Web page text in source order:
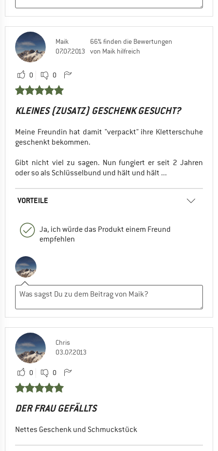
Maik
07.07.2013
66% finden die Bewertungen
von Maik hilfreich
0 0
KLEINES (ZUSATZ) GESCHENK GESUCHT?
Meine Freundin hat damit "verpackt" ihre Kletterschuhe
geschenkt bekommen.
Gibt nicht viel zu sagen. Nun fungiert er seit 2 Jahren
oder so als Schlüsselbund und hält und hält ...
VORTEILE
Ja, ich würde das Produkt einem Freund
empfehlen
Chris
03.07.2013
0 0
DER FRAU GEFÄLLTS
Nettes Geschenk und Schmuckstück